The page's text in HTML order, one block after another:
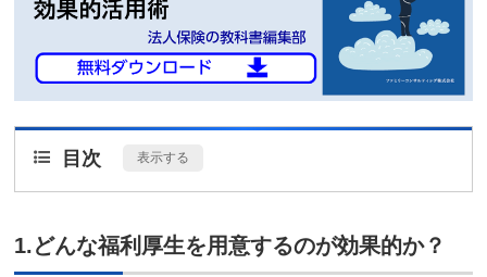
目次 表示する
1.どんな福利厚生を用意するのが効果的か？